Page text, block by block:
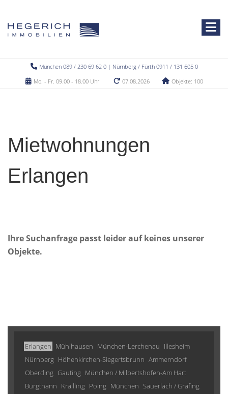
München 089 / 230 69 62 0 | Nürnberg / Fürth 0911 / 131 605 0
Mo. - Fr. 09.00 - 18.00 Uhr
07.08.2026 Objekte: 100
Mietwohnungen
Erlangen
Ihre Suchanfrage passt leider auf keines unserer
Objekte.
Erlangen Mühlhausen München-Lerchenau Illesheim
Nürnberg Höhenkirchen-Siegertsbrunn Ammerndorf
Oberding Gauting München / Milbertshofen-Am Hart
Burgthann Krailling Poing München Sauerlach / Grafing